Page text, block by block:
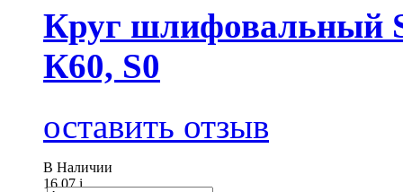
Круг шлифовальный
К60, S0
оставить отзыв
В Наличии
16.07i